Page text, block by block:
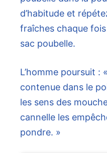
d’habitude et
fraîches chaque
sac poubelle.
L’homme poursuit :
contenue dans le
les sens des
cannelle les
pondre. »